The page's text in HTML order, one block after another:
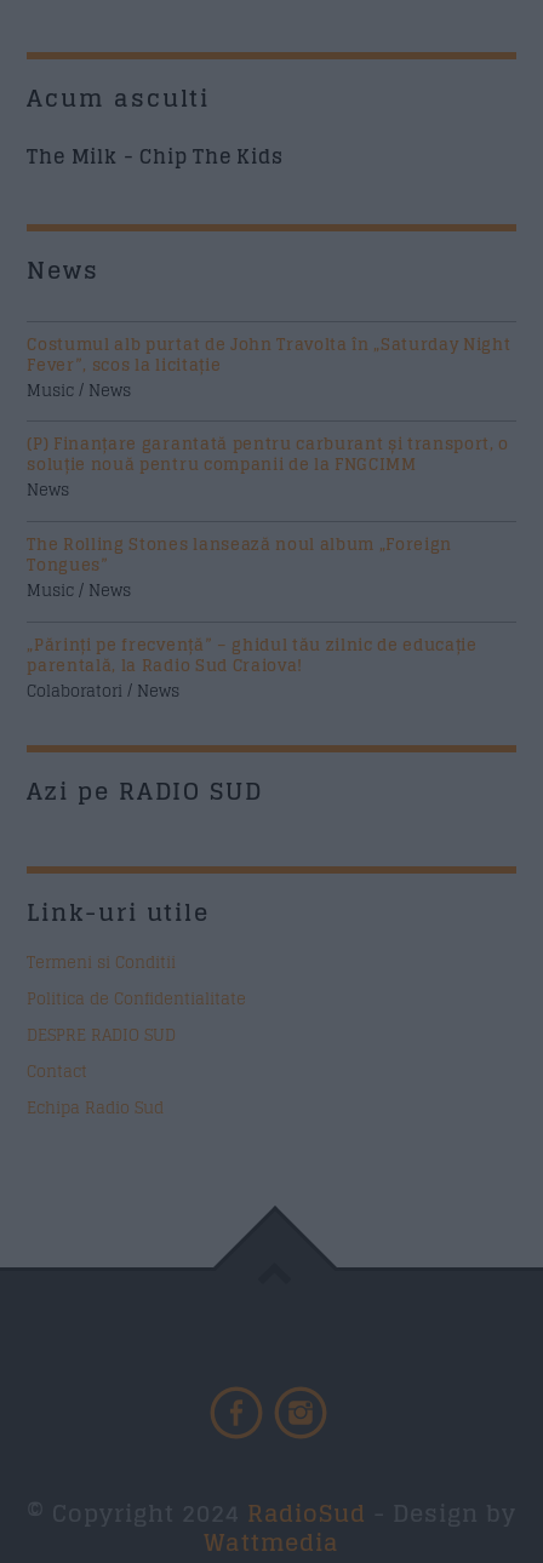
Acum asculti
The Milk - Chip The Kids
News
Costumul alb purtat de John Travolta în „Saturday Night
Fever”, scos la licitație
Music / News
(P) Finanțare garantată pentru carburant și transport, o
soluție nouă pentru companii de la FNGCIMM
News
The Rolling Stones lansează noul album „Foreign
Tongues”
Music / News
„Părinți pe frecvență” – ghidul tău zilnic de educație
parentală, la Radio Sud Craiova!
Colaboratori / News
Azi pe RADIO SUD
Link-uri utile
Termeni si Conditii
Politica de Confidentialitate
DESPRE RADIO SUD
Contact
Echipa Radio Sud
RadioSud
Wattmedia